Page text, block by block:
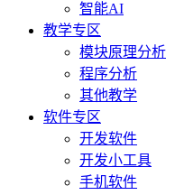
智能AI
教学专区
模块原理分析
程序分析
其他教学
软件专区
开发软件
开发小工具
手机软件